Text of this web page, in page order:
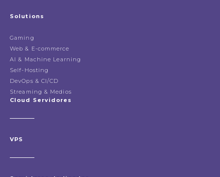
Solutions
Gaming
Web & E-commerce
AI & Machine Learning
Self-Hosting
DevOps & CI/CD
Streaming & Medios
Cloud Servidores
VPS